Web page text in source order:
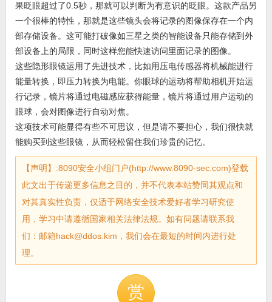
果眨眼超过了0.5秒，那就可以判断为有意识的眨眼。这款产品另
一个很棒的特性，那就是这些镜头会将记录的图像保存在一个内
部存储设备。这可能打破像如三星之类的智能设备只能存储到外
部设备上的局限，同时这样您能快速访问里面记录的图像。
这些隐形眼镜运用了先进技术，比如用压电传感器将机械能进行
能量转换，即压力转换为电能。你眼球的运动将帮助相机开始运
行记录，镜片将通过电磁感应获得能量，镜片将通过用户运动的
眼球，会对图像进行自动对焦。
这项技术可能显得有些不可思议，但是请不要担心，我们很快就
能购买到这些眼镜，从而轻松留住我们珍贵的记忆。
【声明】:8090安全小组门户(http://www.8090-sec.com)登载
此文出于传递更多信息之目的，并不代表本站赞同其观点和
对其真实性负责，仅适于网络安全技术爱好者学习研究使
用，学习中请遵循国家相关法律法规。如有问题请联系我
们：邮箱hack@ddos.kim，我们会在最短的时间内进行处
理。
赏